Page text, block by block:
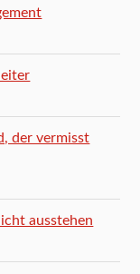
der vermisst
ausstehen